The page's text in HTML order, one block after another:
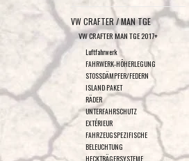
VW CRAFTER / MAN TGE
VW CRAFTER MAN TGE 2017+
Luftfahrwerk
FAHRWERK-HÖHERLEGUNG
STOSSDÄMPFER/FEDERN
ISLAND PAKET
RÄDER
UNTERFAHRSCHUTZ
EXTÉRIEUR
FAHRZEUGSPEZIFISCHE
BELEUCHTUNG
HECKTRÄGERSYSTEME